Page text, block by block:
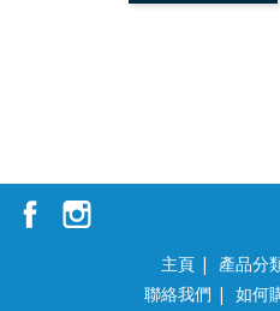
主頁 | 產品分
聯絡我們 | 如何